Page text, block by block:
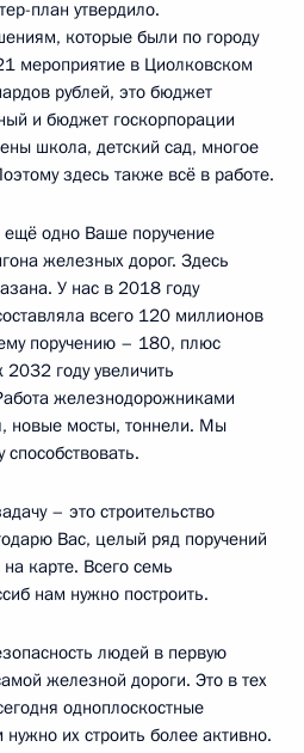
план утвердило.
которые были по городу
мероприятие в Циолковском
рублей, это бюджет
и бюджет госкорпорации
школа, детский сад, многое
здесь также всё в работе.
одно Ваше поручение
железных дорог. Здесь
У нас в 2018 году
всего 120 миллионов
поручению – 180, плюс
году увеличить
железнодорожниками
новые мосты, тоннели. Мы
– это строительство
Вас, целый ряд поручений
карте. Всего семь
нам нужно построить.
людей в первую
железной дороги. Это в тех
одноплоскостные
их строить более активно.